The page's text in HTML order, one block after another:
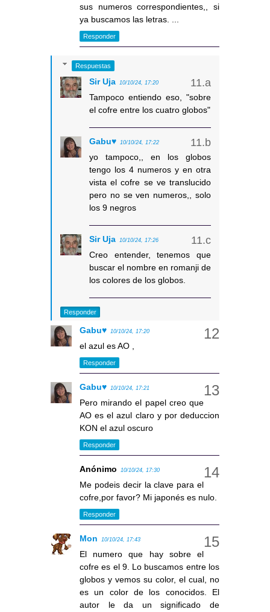
sus numeros correspondientes,, si
ya buscamos las letras. ...
Responder
Respuestas
Sir Uja 10/10/24, 17:20
Tampoco entiendo eso, "sobre
el cofre entre los cuatro globos"
Gabu♥ 10/10/24, 17:22
yo tampoco,, en los globos
tengo los 4 numeros y en otra
vista el cofre se ve translucido
pero no se ven numeros,, solo
los 9 negros
Sir Uja 10/10/24, 17:26
Creo entender, tenemos que
buscar el nombre en romanji de
los colores de los globos.
Responder
Gabu♥ 10/10/24, 17:20
el azul es AO ,
Responder
Gabu♥ 10/10/24, 17:21
Pero mirando el papel creo que
AO es el azul claro y por deduccion
KON el azul oscuro
Responder
Anónimo 10/10/24, 17:30
Me podeis decir la clave para el
cofre,por favor? Mi japonés es nulo.
Responder
Mon 10/10/24, 17:43
El numero que hay sobre el
cofre es el 9. Lo buscamos entre los
globos y vemos su color, el cual, no
es un color de los conocidos. El
autor le da un significado de